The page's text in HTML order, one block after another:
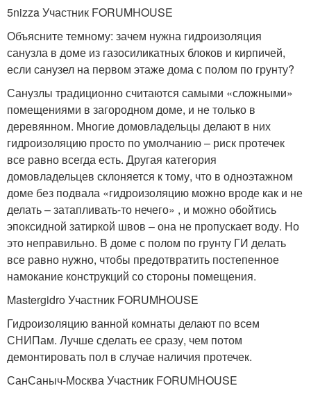
5nizza Участник FORUMHOUSE
Объясните темному: зачем нужна гидроизоляция
санузла в доме из газосиликатных блоков и кирпичей,
если санузел на первом этаже дома с полом по грунту?
Санузлы традиционно считаются самыми «сложными»
помещениями в загородном доме, и не только в
деревянном. Многие домовладельцы делают в них
гидроизоляцию просто по умолчанию – риск протечек
все равно всегда есть. Другая категория
домовладельцев склоняется к тому, что в одноэтажном
доме без подвала «гидроизоляцию можно вроде как и не
делать – затапливать-то нечего» , и можно обойтись
эпоксидной затиркой швов – она не пропускает воду. Но
это неправильно. В доме с полом по грунту ГИ делать
все равно нужно, чтобы предотвратить постепенное
намокание конструкций со стороны помещения.
Mastergidro Участник FORUMHOUSE
Гидроизоляцию ванной комнаты делают по всем
СНИПам. Лучше сделать ее сразу, чем потом
демонтировать пол в случае наличия протечек.
СанСаныч-Москва Участник FORUMHOUSE